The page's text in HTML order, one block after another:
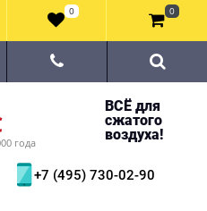
года
ВСЁ для
сжатого
воздуха!
+7 (495) 730-02-90
0 0